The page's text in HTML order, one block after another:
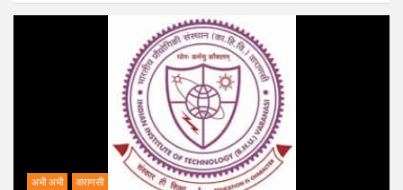
अभी अभी वाराणसी